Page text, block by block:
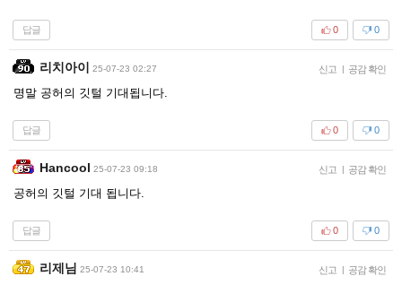
답글 0
0
리치아이 25-07-23 02:27 신고 | 공감 확인
명말 공허의 깃털 기대됩니다.
답글 0
0
Hancool 25-07-23 09:18 신고 | 공감 확인
공허의 깃털 기대 됩니다.
답글 0
0
리제님 25-07-23 10:41 신고 | 공감 확인